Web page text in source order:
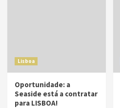
Lisboa
Oportunidade: a
Seaside está a contratar
para LISBOA!